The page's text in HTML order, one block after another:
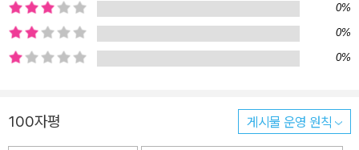
0%
0%
0%
100자평 게시물 운영 원칙